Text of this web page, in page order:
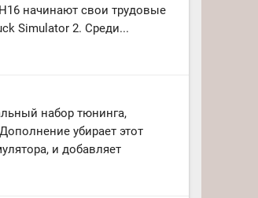
начинают свои трудовые
Simulator 2. Среди...
набор тюнинга,
убирает этот
и добавляет